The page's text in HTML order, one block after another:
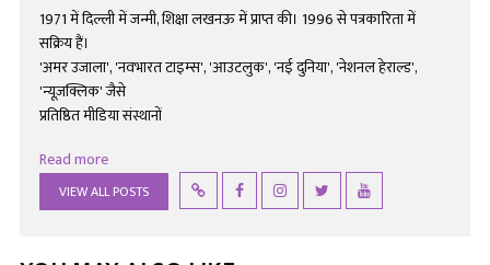
1971 में दिल्ली में जन्मी, शिक्षा लखनऊ में प्राप्त की। 1996 से पत्रकारिता में
सक्रिय हैं।
'अमर उजाला', 'नवभारत टाइम्स', 'आउटलुक', 'नई दुनिया', 'नेशनल हेराल्ड',
'न्यूज़क्लिक' जैसे
प्रतिष्ठित मीडिया संस्थानों
Read more
VIEW ALL POSTS